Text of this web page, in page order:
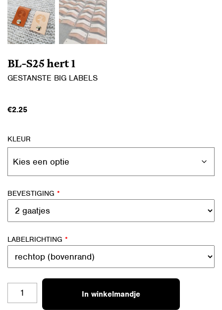
BL-S25 hert 1
GESTANSTE BIG LABELS
€2.25
KLEUR
BEVESTIGING *
LABELRICHTING *
In winkelmandje